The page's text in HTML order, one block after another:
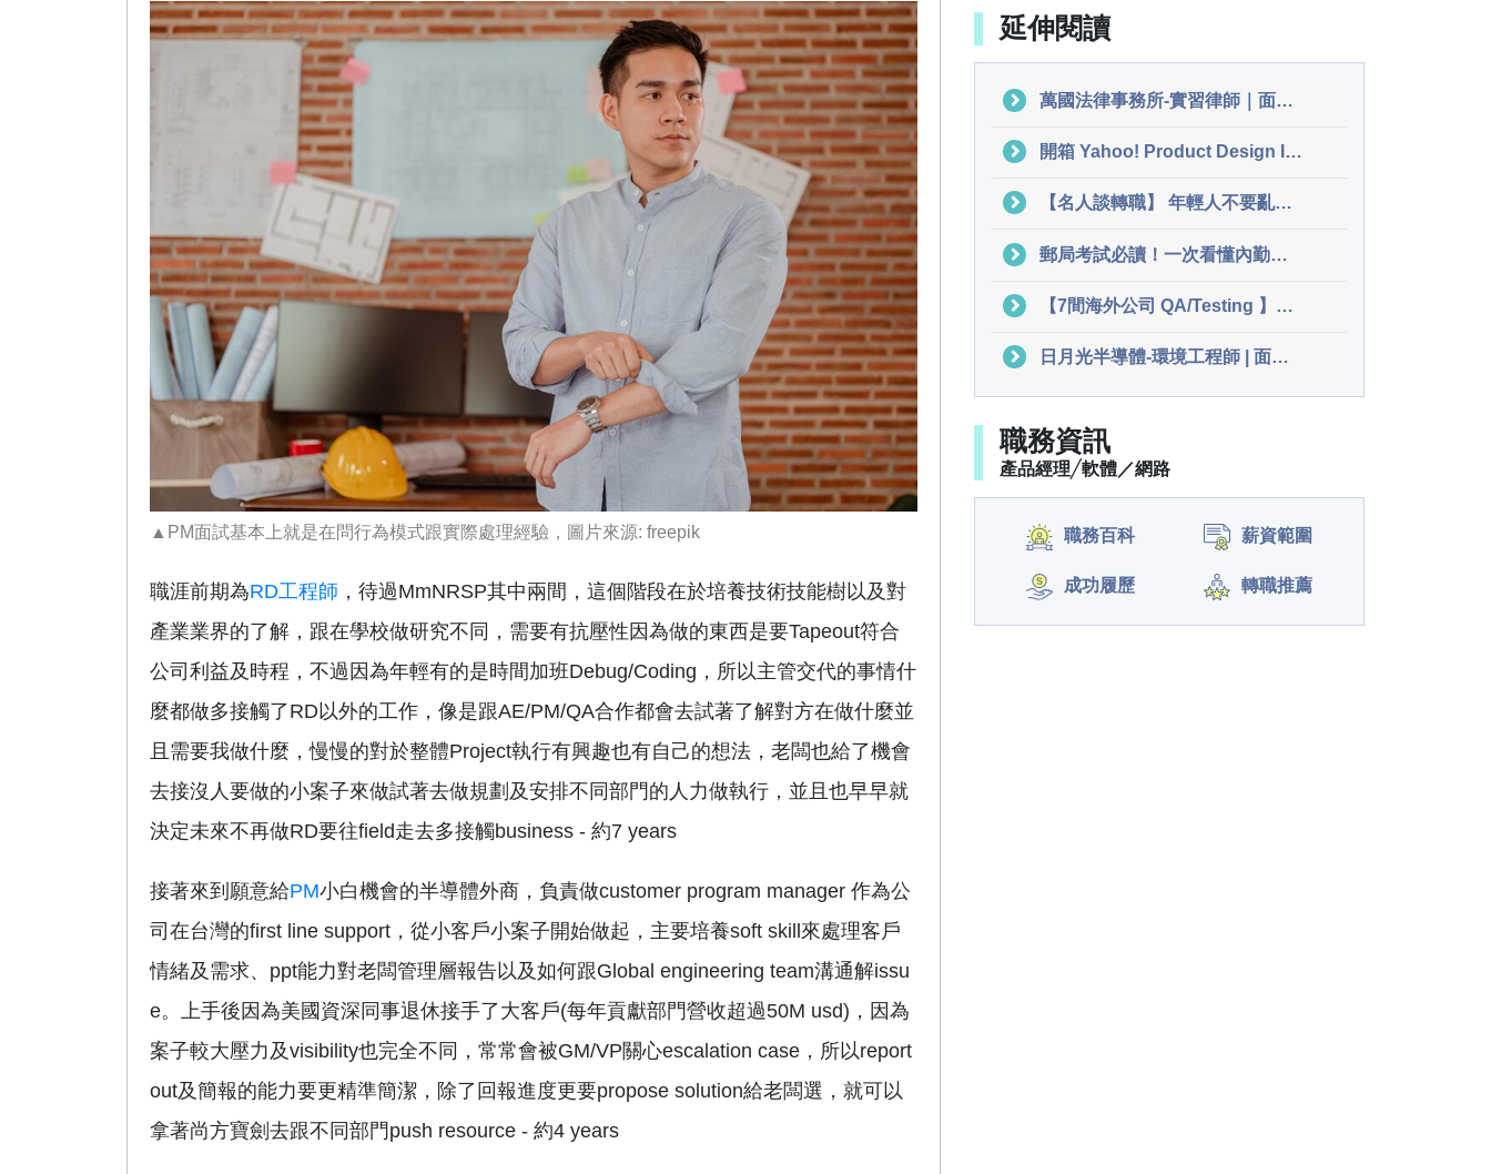
▲PM面試基本上就是在問行為模式跟實際處理經驗，圖片來源: freepik
職涯前期為RD工程師 ，待過MmNRSP其中兩間，這個階段在於培養技術技能樹以及對
產業業界的了解，跟在學校做研究不同，需要有抗壓性因為做的東西是要Tapeout符合
公司利益及時程，不過因為年輕有的是時間加班Debug/Coding，所以主管交代的事情什
麼都做多接觸了RD以外的工作，像是跟AE/PM/QA合作都會去試著了解對方在做什麼並
且需要我做什麼，慢慢的對於整體Project執行有興趣也有自己的想法，老闆也給了機會
去接沒人要做的小案子來做試著去做規劃及安排不同部門的人力做執行，並且也早早就
決定未來不再做RD要往field走去多接觸business - 約7 years
接著來到願意給PM小白機會的半導體外商，負責做customer program manager 作為公
司在台灣的first line support，從小客戶小案子開始做起，主要培養soft skill來處理客戶
情緒及需求、ppt能力對老闆管理層報告以及如何跟Global engineering team溝通解issu
e。上手後因為美國資深同事退休接手了大客戶(每年貢獻部門營收超過50M usd)，因為
案子較大壓力及visibility也完全不同，常常會被GM/VP關心escalation case，所以report
out及簡報的能力要更精準簡潔，除了回報進度更要propose solution給老闆選，就可以
拿著尚方寶劍去跟不同部門push resource - 約4 years
延伸閱讀
萬國法律事務所-實習律師｜面試經驗分享
開箱 Yahoo! Product Design Intern 工作內容！實習第一週竟有這項超讚福利｜工作甘苦談
【名人談轉職】 年輕人不要亂裝熟-你常常忽略的networking準則! | Fiona 糖霜與西裝
郵局考試必讀！一次看懂內勤郵務處理上榜秘訣！｜面試經驗分享
【7間海外公司 QA/Testing 】Nexmo / Trivago / Holoplot / ZenJob / Dolby / Agoda / 591 PropertyGuru | 歐洲、泰國面試經驗分享
日月光半導體-環境工程師 | 面試經驗分享
職務資訊
產品經理╱軟體／網路
職務百科 薪資範圍
成功履歷 轉職推薦